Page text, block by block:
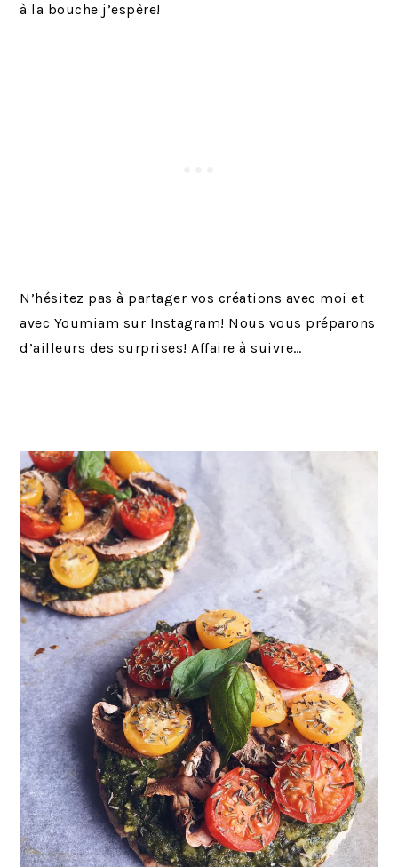
à la bouche j’espère!
N’hésitez pas à partager vos créations avec moi et
avec Youmiam sur Instagram! Nous vous préparons
d’ailleurs des surprises! Affaire à suivre…